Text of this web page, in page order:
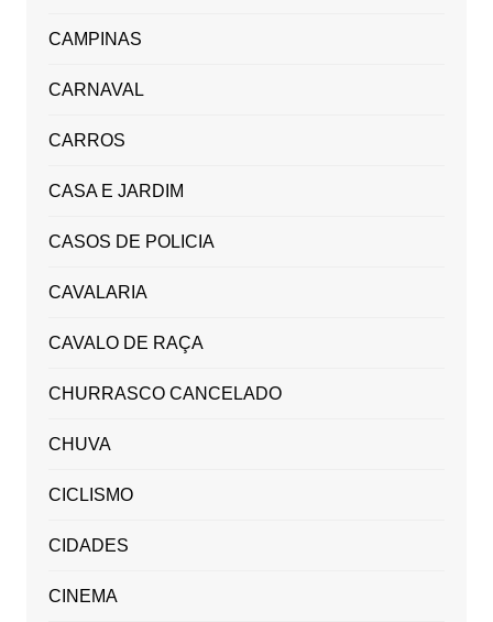
CAMPINAS
CARNAVAL
CARROS
CASA E JARDIM
CASOS DE POLICIA
CAVALARIA
CAVALO DE RAÇA
CHURRASCO CANCELADO
CHUVA
CICLISMO
CIDADES
CINEMA